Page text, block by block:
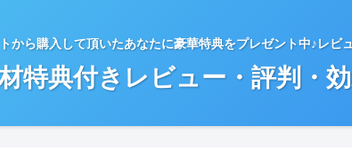
ら購入して頂いたあなたに豪華特典をプレゼント中♪レビ
特典付きレビュー・評判・